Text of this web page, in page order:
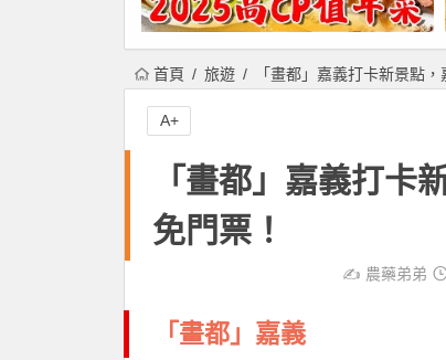
首頁 旅遊 「畫都」嘉義打卡新景點
「畫都」嘉義打卡
免門票！
✍️ 農藥弟弟
「畫都」嘉義
A+